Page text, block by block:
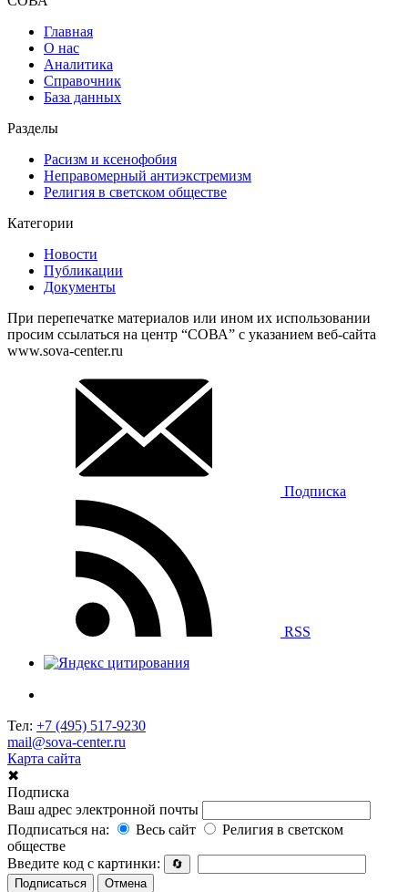
Главная
О нас
Аналитика
Справочник
База данных
Разделы
Расизм и ксенофобия
Неправомерный антиэкстремизм
Религия в светском обществе
Категории
Новости
Публикации
Документы
При перепечатке материалов или ином их использовании
просим ссылаться на центр “СОВА” с указанием веб-сайта
www.sova-center.ru
Подписка
RSS
Тел: +7 (495) 517-9230
mail@sova-center.ru
Карта сайта
✖
Подписка
Ваш адрес электронной почты
Подписаться на:
Весь сайт
Религия в светском
обществе
Введите код с картинки:
🔄
Подписаться
Отмена